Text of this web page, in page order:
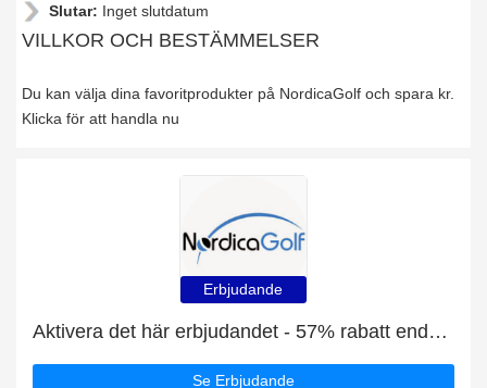
Slutar: Inget slutdatum
VILLKOR OCH BESTÄMMELSER
Du kan välja dina favoritprodukter på NordicaGolf och spara kr.
Klicka för att handla nu
Erbjudande
Aktivera det här erbjudandet - 57% rabatt endast denna månad
Se Erbjudande